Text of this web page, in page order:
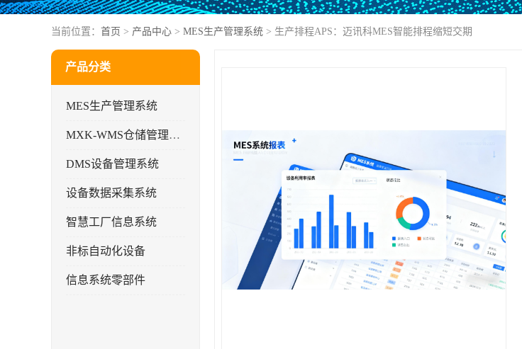
当前位置： 首页 > 产品中心 > MES生产管理系统 > 生产排程APS：迈讯科MES智能排程缩短交期
产品分类
MES生产管理系统
MXK-WMS仓储管理系统
DMS设备管理系统
设备数据采集系统
智慧工厂信息系统
非标自动化设备
信息系统零部件